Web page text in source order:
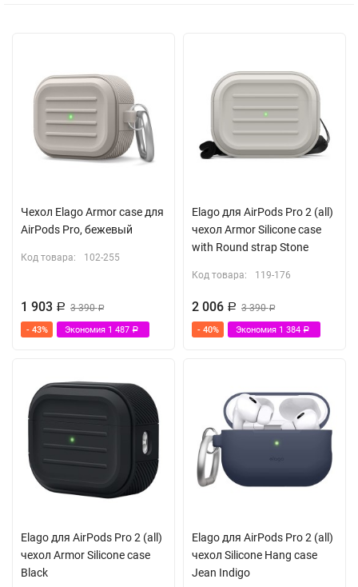
Чехол Elago Armor case для
AirPods Pro, бежевый
Код товара: 102-255
1 903 Р 3 390Р
- 43% Экономия 1 487 Р
Elago для AirPods Pro 2 (all)
чехол Armor Silicone case
with Round strap Stone
Код товара: 119-176
2 006 Р 3 390Р
- 40% Экономия 1 384 Р
Elago для AirPods Pro 2 (all)
чехол Armor Silicone case
Black
Elago для AirPods Pro 2 (all)
чехол Silicone Hang case
Jean Indigo